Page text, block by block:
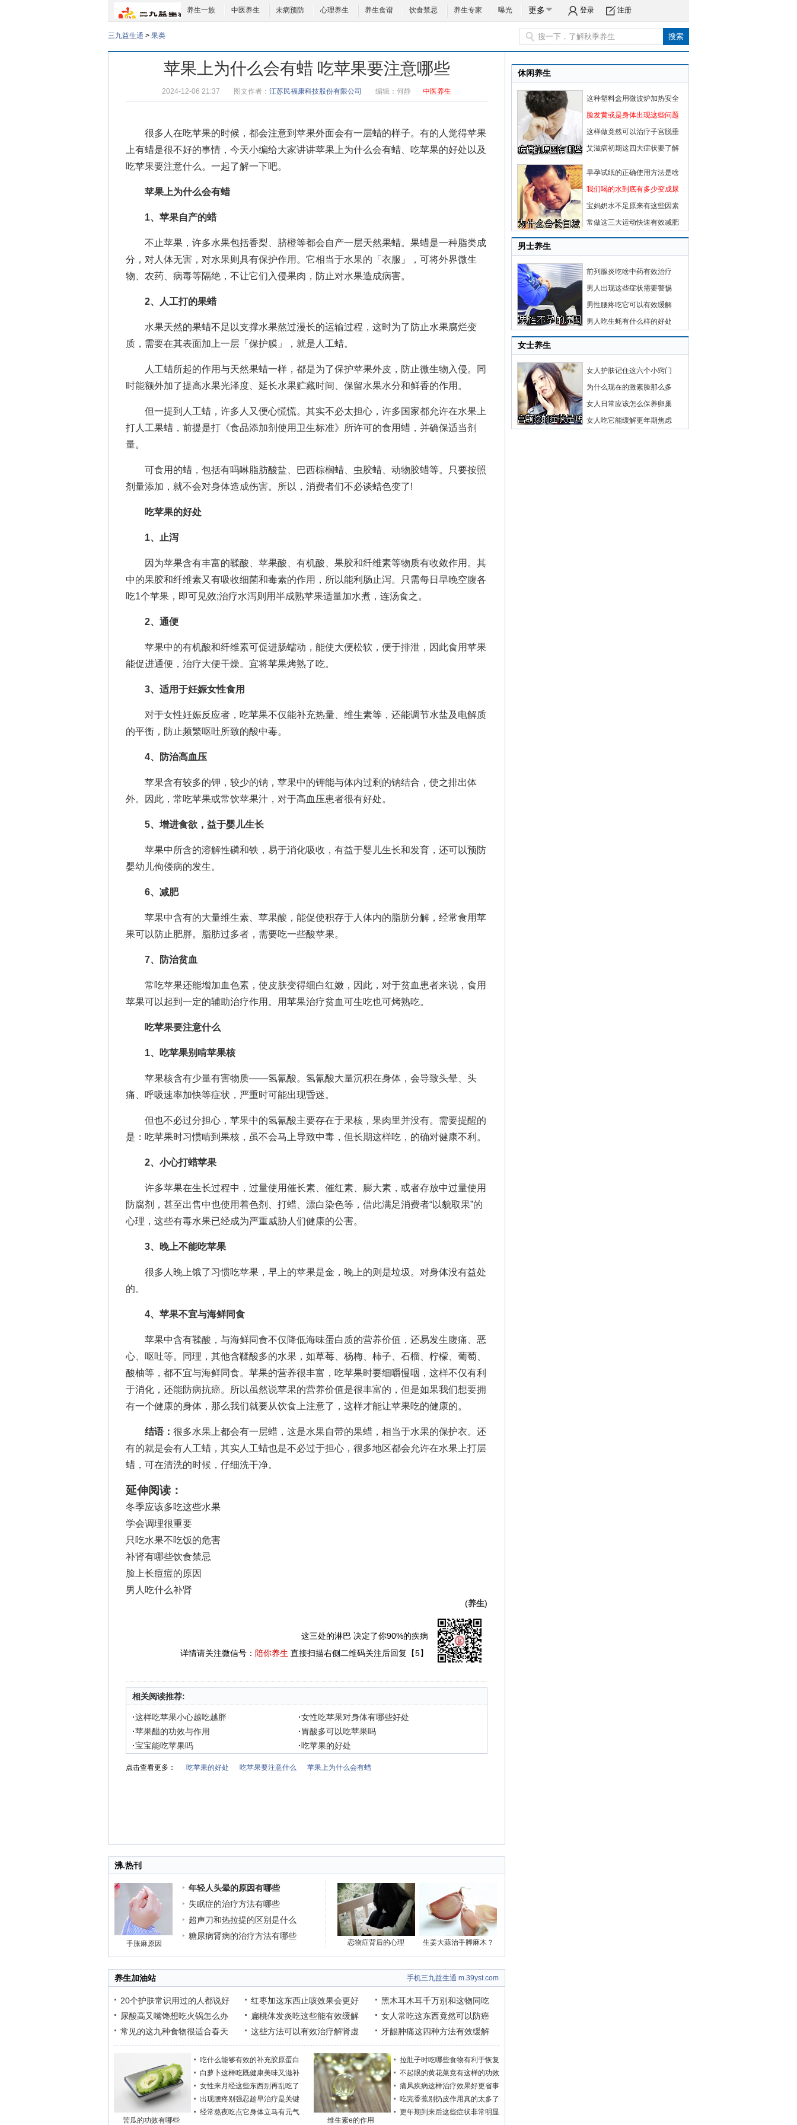
养生一族 中医养生 未病预防 心理养生 养生食谱 饮食禁忌 养生专家 曝光 更多 登录 注册
三九益生通 > 果类
苹果上为什么会有蜡 吃苹果要注意哪些
2024-12-06 21:37 图文作者： 江苏民福康科技股份有限公司 编辑： 何静 中医养生
很多人在吃苹果的时候，都会注意到苹果外面会有一层蜡的样子。有的人觉得苹果
上有蜡是很不好的事情，今天小编给大家讲讲苹果上为什么会有蜡 吃苹果的好处 以及
吃苹果要注意什么 。一起了解一下吧。
苹果上为什么会有蜡
1、苹果自产的蜡
不止苹果，许多水果包括香梨、脐橙等都会自产一层天然果蜡。果蜡是一种脂类成
分，对人体无害，对水果则具有保护作用。它相当于水果的「衣服」，可将外界微生
物、农药、病毒等隔绝，不让它们入侵果肉，防止对水果造成病害。
2、人工打的果蜡
水果天然的果蜡不足以支撑水果熬过漫长的运输过程，这时为了防止水果腐烂变
质，需要在其表面加上一层「保护膜」，就是人工蜡。
人工蜡所起的作用与天然果蜡一样，都是为了保护苹果外皮，防止微生物入侵。同
时能额外加了提高水果光泽度、延长水果贮藏时间、保留水果水分和鲜香的作用。
但一提到人工蜡，许多人又便心慌慌。其实不必太担心，许多国家都允许在水果上
打人工果蜡，前提是打《食品添加剂使用卫生标准》所许可的食用蜡，并确保适当剂
量。
可食用的蜡，包括有吗啉脂肪酸盐、巴西棕榈蜡、虫胶蜡、动物胶蜡等。只要按照
剂量添加，就不会对身体造成伤害。所以，消费者们不必谈蜡色变了!
吃苹果的好处
1、止泻
因为苹果含有丰富的鞣酸、苹果酸、有机酸、果胶和纤维素等物质有收敛作用。其
中的果胶和纤维素又有吸收细菌和毒素的作用，所以能利肠止泻。只需每日早晚空腹各
吃1个苹果，即可见效;治疗水泻则用半成熟苹果适量加水煮，连汤食之。
2、通便
苹果中的有机酸和纤维素可促进肠蠕动，能使大便松软，便于排泄，因此食用苹果
能促进通便，治疗大便干燥。宜将苹果烤熟了吃。
3、适用于妊娠女性食用
对于女性妊娠反应者，吃苹果不仅能补充热量、维生素等，还能调节水盐及电解质
的平衡，防止频繁呕吐所致的酸中毒。
4、防治高血压
苹果含有较多的钾，较少的钠，苹果中的钾能与体内过剩的钠结合，使之排出体
外。因此，常吃苹果或常饮苹果汁，对于高血压患者很有好处。
5、增进食欲，益于婴儿生长
苹果中所含的溶解性磷和铁，易于消化吸收，有益于婴儿生长和发育，还可以预防
婴幼儿佝偻病的发生。
6、减肥
苹果中含有的大量维生素、苹果酸，能促使积存于人体内的脂肪分解，经常食用苹
果可以防止肥胖。脂肪过多者，需要吃一些酸苹果。
7、防治贫血
常吃苹果还能增加血色素，使皮肤变得细白红嫩，因此，对于贫血患者来说，食用
苹果可以起到一定的辅助治疗作用。用苹果治疗贫血可生吃也可烤熟吃。
吃苹果要注意什么
1、吃苹果别啃苹果核
苹果核含有少量有害物质——氢氰酸。氢氰酸大量沉积在身体，会导致头晕、头
痛、呼吸速率加快等症状，严重时可能出现昏迷。
但也不必过分担心，苹果中的氢氰酸主要存在于果核，果肉里并没有。需要提醒的
是：吃苹果时习惯啃到果核，虽不会马上导致中毒，但长期这样吃，的确对健康不利。
2、小心打蜡苹果
许多苹果在生长过程中，过量使用催长素、催红素、膨大素，或者存放中过量使用
防腐剂，甚至出售中也使用着色剂、打蜡、漂白染色等，借此满足消费者“以貌取果”的
心理，这些有毒水果已经成为严重威胁人们健康的公害。
3、晚上不能吃苹果
很多人晚上饿了习惯吃苹果，早上的苹果是金，晚上的则是垃圾。对身体没有益处
的。
4、苹果不宜与海鲜同食
苹果中含有鞣酸，与海鲜同食不仅降低海味蛋白质的营养价值，还易发生腹痛、恶
心、呕吐等。同理，其他含鞣酸多的水果，如草莓、杨梅、柿子、石榴、柠檬、葡萄、
酸柚等，都不宜与海鲜同食。苹果的营养很丰富，吃苹果时要细嚼慢咽，这样不仅有利
于消化，还能防病抗癌。所以虽然说苹果的营养价值是很丰富的，但是如果我们想要拥
有一个健康的身体，那么我们就要从饮食上注意了，这样才能让苹果吃的健康的。
结语： 很多水果上都会有一层蜡，这是水果自带的果蜡，相当于水果的保护衣。还
有的就是会有人工蜡，其实人工蜡也是不必过于担心，很多地区都会允许在水果上打层
蜡，可在清洗的时候，仔细洗干净。
延伸阅读：
冬季应该多吃这些水果
学会调理很重要
只吃水果不吃饭的危害
补肾有哪些饮食禁忌
脸上长痘痘的原因
男人吃什么补肾
(养生)
这三处的淋巴 决定了你90%的疾病
详情请关注微信号： 陪你养生 直接扫描右侧二维码关注后回复【5】
相关阅读推荐:
·这样吃苹果小心越吃越胖 ·女性吃苹果对身体有哪些好处
·苹果醋的功效与作用 · 胃酸多可以吃苹果吗
·宝宝能吃苹果吗 ·吃苹果的好处
点击查看更多： 吃苹果的好处 吃苹果要注意什么 苹果上为什么会有蜡
沸.热刊
手胀麻原因
年轻人头晕的原因有哪些
失眠症的治疗方法有哪些
超声刀和热拉提的区别是什么
糖尿病肾病的治疗方法有哪些
恋物症背后的心理 生姜大蒜治手脚麻木？
养生加油站 手机三九益生通 m.39yst.com
20个护肤常识用过的人都说好
尿酸高又嘴馋想吃火锅怎么办
常见的这九种食物很适合春天
红枣加这东西止咳效果会更好
扁桃体发炎吃这些能有效缓解
这些方法可以有效治疗解肾虚
黑木耳木耳千万别和这物同吃
女人常吃这东西竟然可以防癌
牙龈肿痛这四种方法有效缓解
苦瓜的功效有哪些
吃什么能够有效的补充胶原蛋白
白萝卜这样吃既健康美味又滋补
女性来月经这些东西别再乱吃了
出现腰疼别强忍趁早治疗是关键
经常熬夜吃点它身体立马有元气
维生素e的作用
拉肚子时吃哪些食物有利于恢复
不起眼的黄花菜竟有这样的功效
痛风疾病这样治疗效果好更省事
吃完香蕉别扔皮作用真的太多了
更年期到来后这些症状非常明显
休闲养生
这种塑料盒用微波炉加热安全
脸发黄或是身体出现这些问题
这样做竟然可以治疗子宫脱垂
艾滋病初期这四大症状要了解
早孕试纸的正确使用方法是啥
我们喝的水到底有多少变成尿
宝妈奶水不足原来有这些因素
常做这三大运动快速有效减肥
男士养生
前列腺炎吃啥中药有效治疗
男人出现这些症状需要警惕
男性腰疼吃它可以有效缓解
男人吃生蚝有什么样的好处
女士养生
女人护肤记住这六个小窍门
为什么现在的激素脸那么多
女人日常应该怎么保养卵巢
女人吃它能缓解更年期焦虑